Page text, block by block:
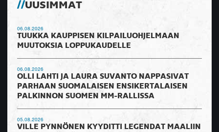
UUSIMMAT
06.08.2026
TUUKKA KAUPPISEN KILPAILUOHJELMAAN
MUUTOKSIA LOPPUKAUDELLE
06.08.2026
OLLI LAHTI JA LAURA SUVANTO NAPPASIVAT
PARHAAN SUOMALAISEN ENSIKERTALAISEN
PALKINNON SUOMEN MM-RALLISSA
05.08.2026
VILLE PYNNÖNEN KYYDITTI LEGENDAT MAALIIN